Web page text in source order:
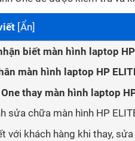
[Ẩn]
biết màn hình laptop
màn hình laptop HP
thay màn hình laptop
sửa chữa màn hình HP
với khách hàng khi thay,